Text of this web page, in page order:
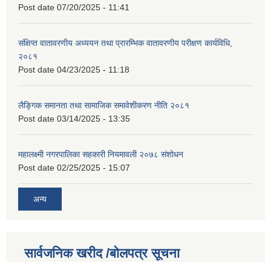
Post date 07/20/2025 - 11:41
संक्षिप्त वातावरणीय अध्ययन तथा प्रारम्भिक वातावरणीय परीक्षण कार्यविधि,
२०८१
Post date 04/23/2025 - 11:18
लैङ्गिक समानता तथा सामाजिक समावेशीकरण नीति २०८१
Post date 03/14/2025 - 13:35
महालक्ष्मी नगरपालिका सहकारी नियमावली २०७८ संशोधन
Post date 02/25/2025 - 15:07
अन्य
सार्वजनिक खरीद /बोलपत्र सूचना